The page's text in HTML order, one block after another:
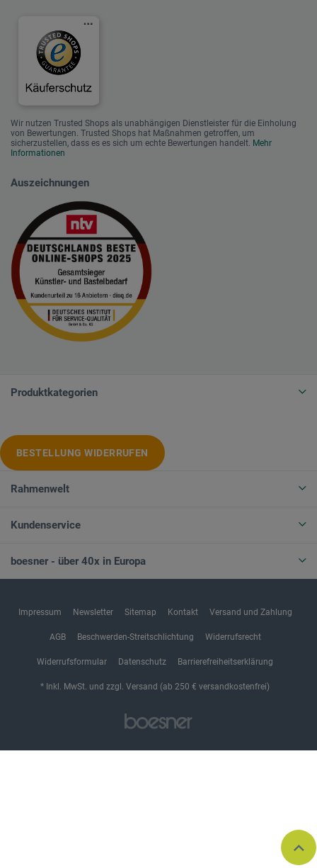
Wir nutzen Trusted Shops als unabhängigen Dienstleister für die Einholung
von Bewertungen. Trusted Shops hat Maßnahmen getroffen, um
sicherzustellen, dass es es sich um echte Bewertungen handelt. Mehr
Informationen
Auszeichnungen
Produktkategorien
BESTELLUNG WIDERRUFEN
Rahmenwelt
Kundenservice
boesner - über 40x in Europa
Impressum Newsletter Sitemap Kontakt Versand und Zahlung
AGB Beschwerden-Streitschlichtung Widerrufsrecht
Widerrufsformular Datenschutz Barrierefreiheitserklärung
* Inkl. MwSt. und zzgl. Versand (ab 250 € versandkostenfrei)